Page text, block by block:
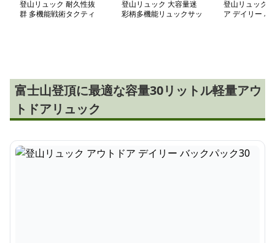
登山リュック 耐久性抜
群 多機能戦術タクティ
登山リュック 大容量迷
彩柄多機能リュックサッ
登山リュック
ア デイリー バ
富士山登頂に最適な容量30リットル軽量アウ
トドアリュック